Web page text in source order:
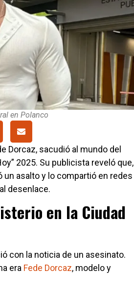
en Polanco
Dorcaz, sacudió al mundo del
2025. Su publicista reveló que,
un asalto y lo compartió en redes
desenlace.
en la Ciudad
con la noticia de un asesinato.
era Fede Dorcaz, modelo y